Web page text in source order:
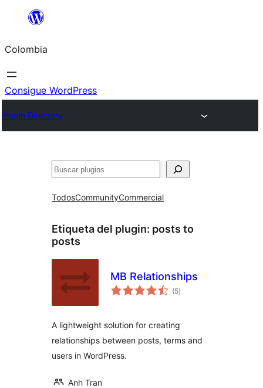
Saltar
contenido
Colombia
Consigue WordPress
Plugin Directory
Buscar
TodosCommunityCommercial
Etiqueta del plugin: posts to
posts
MB Relationships
(5total
de
)
A lightweight solution for creating
relationships between posts, terms and
users in WordPress.
Anh Tran